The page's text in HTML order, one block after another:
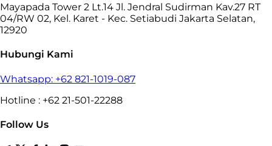
Mayapada Tower 2 Lt.14 Jl. Jendral Sudirman Kav.27 RT
04/RW 02, Kel. Karet - Kec. Setiabudi Jakarta Selatan,
12920
Hubungi Kami
Whatsapp: +62 821-1019-087
Hotline : +62 21-501-22288
Follow Us